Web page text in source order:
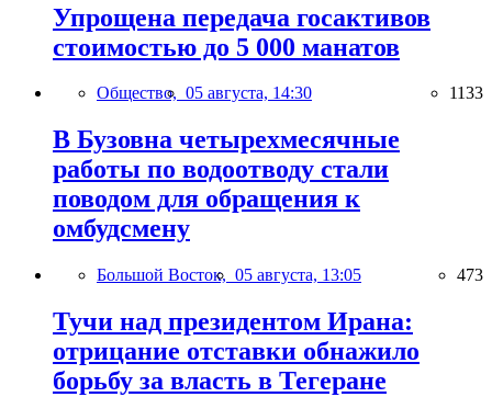
Упрощена передача госактивов
стоимостью до 5 000 манатов
Общество, 05 августа, 14:30 1133
В Бузовна четырехмесячные
работы по водоотводу стали
поводом для обращения к
омбудсмену
Большой Восток, 05 августа, 13:05 473
Тучи над президентом Ирана:
отрицание отставки обнажило
борьбу за власть в Тегеране